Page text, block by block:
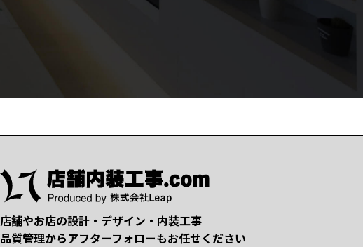
店舗やお店の設計・デザイン・内装工事
品質管理からアフターフォローもお任せください